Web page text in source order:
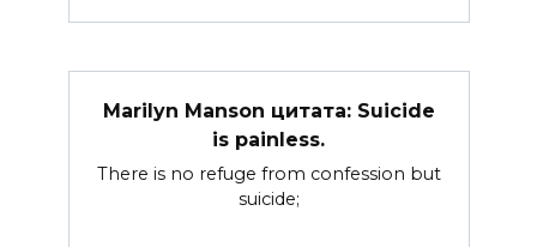
Marilyn Manson цитата: Suicide
is painless.
There is no refuge from confession but
suicide;